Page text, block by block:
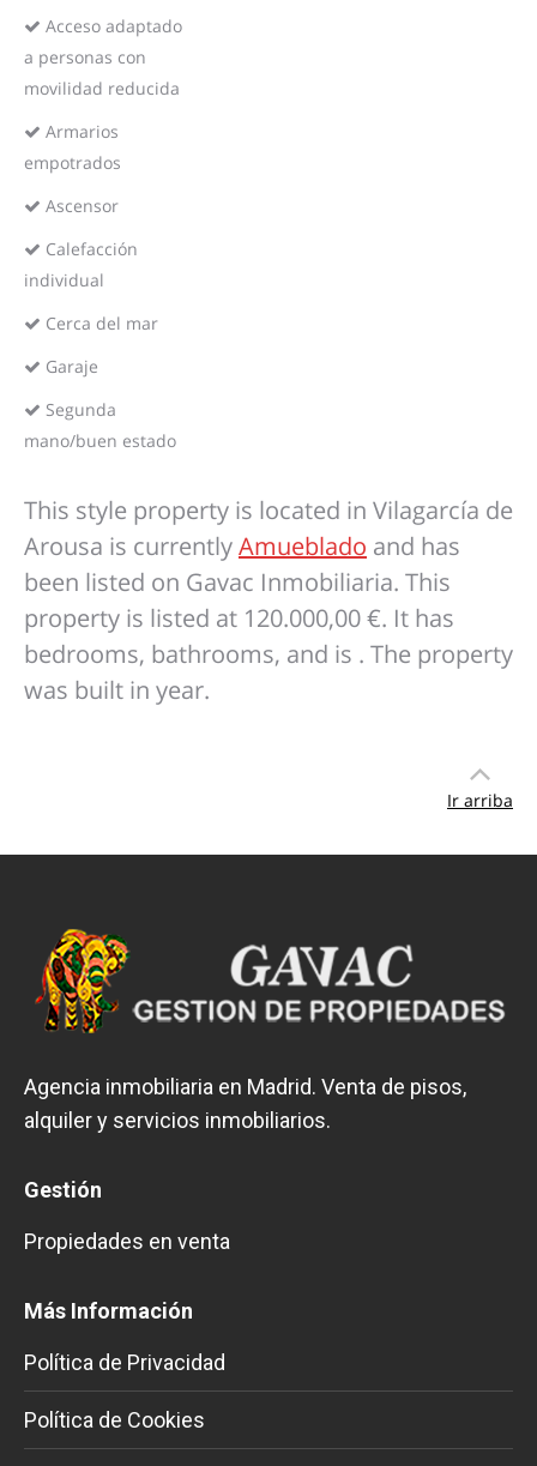
Acceso adaptado
a personas con
movilidad reducida
Armarios
empotrados
Ascensor
Calefacción
individual
Cerca del mar
Garaje
Segunda
mano/buen estado
This style property is located in Vilagarcía de
Arousa is currentlyAmueblado and has
been listed on Gavac Inmobiliaria. This
property is listed at 120.000,00 €. It has
bedrooms, bathrooms, and is . The property
was built in year.
Ir arriba
Agencia inmobiliaria en Madrid. Venta de pisos,
alquiler y servicios inmobiliarios.
Gestión
Propiedades en venta
Más Información
Política de Privacidad
Política de Cookies